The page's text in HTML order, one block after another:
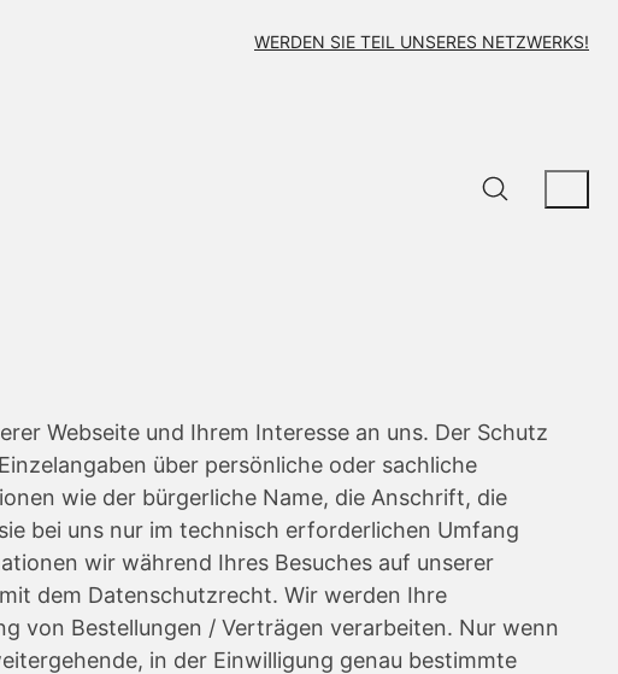
WERDEN SIE TEIL UNSERES NETZWERKS!
Webseite und Ihrem Interesse an uns. Der Schutz
über persönliche oder sachliche
wie der bürgerliche Name, die Anschrift, die
bei uns nur im technisch erforderlichen Umfang
wir während Ihres Besuches auf unserer
dem Datenschutzrecht. Wir werden Ihre
von Bestellungen / Verträgen verarbeiten. Nur wenn
in der Einwilligung genau bestimmte